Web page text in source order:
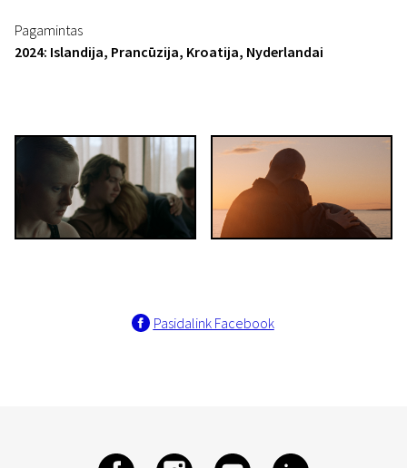
Pagamintas
2024: Islandija, Prancūzija, Kroatija, Nyderlandai
Pasidalink Facebook